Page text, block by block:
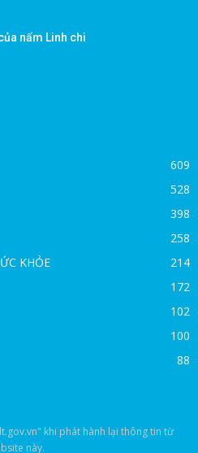
nấm Linh chi
609
528
398
258
KHỎE
214
172
102
100
88
khi phát hành lại thông tin từ
này.